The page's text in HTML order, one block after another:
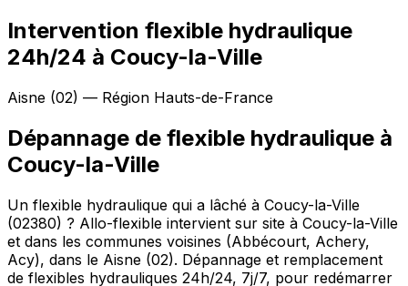
Intervention flexible hydraulique
24h/24 à Coucy-la-Ville
Aisne (02) — Région Hauts-de-France
Dépannage de flexible hydraulique à
Coucy-la-Ville
Un flexible hydraulique qui a lâché à Coucy-la-Ville
(02380) ? Allo-flexible intervient sur site à Coucy-la-Ville
et dans les communes voisines (Abbécourt, Achery,
Acy), dans le Aisne (02). Dépannage et remplacement
de flexibles hydrauliques 24h/24, 7j/7, pour redémarrer